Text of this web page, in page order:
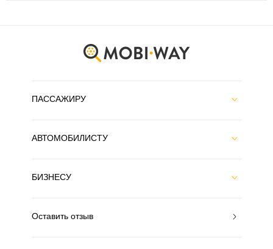
ПАССАЖИРУ
АВТОМОБИЛИСТУ
БИЗНЕСУ
Оставить отзыв